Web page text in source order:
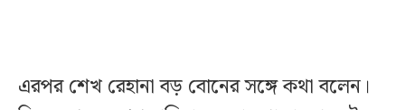
এরপর শেখ রেহানা বড় বোনের সঙ্গে কথা বলেন।